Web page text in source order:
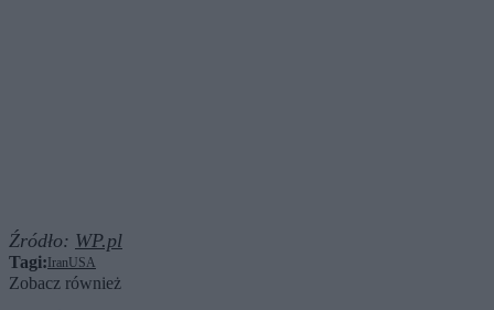
Źródło: WP.pl
Tagi: IranUSA
Zobacz również